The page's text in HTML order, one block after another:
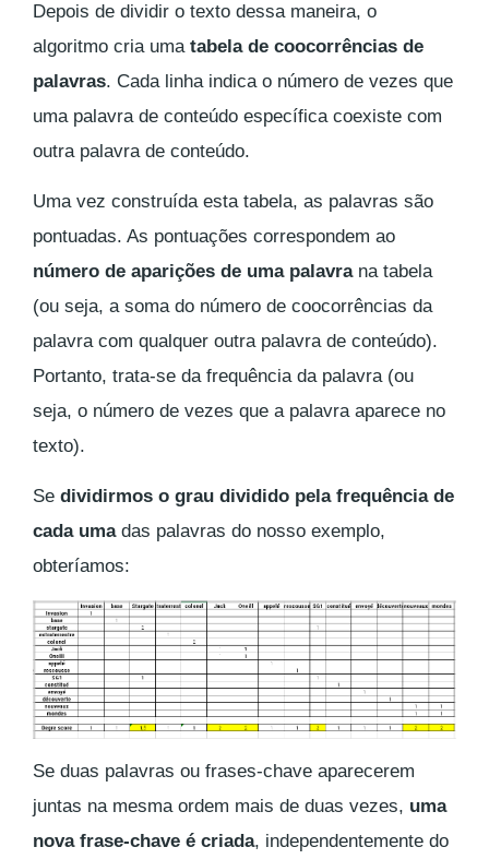
Depois de dividir o texto dessa maneira, o
algoritmo cria uma tabela de coocorrências de
palavras. Cada linha indica o número de vezes que
uma palavra de conteúdo específica coexiste com
outra palavra de conteúdo.
Uma vez construída esta tabela, as palavras são
pontuadas. As pontuações correspondem ao
número de aparições de uma palavrana tabela
(ou seja, a soma do número de coocorrências da
palavra com qualquer outra palavra de conteúdo).
Portanto, trata-se da frequência da palavra (ou
seja, o número de vezes que a palavra aparece no
texto).
Se dividirmos o grau dividido pela frequência de
cada umadas palavras do nosso exemplo,
obteríamos:
Se duas palavras ou frases-chave aparecerem
juntas na mesma ordem mais de duas vezes, uma
nova frase-chave é criada, independentemente do